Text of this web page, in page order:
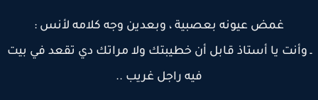
غمض عيونه بعصبية ، وبعدين وجه كلامه لأنس :
وأنت يا أستاذ قابل أن خطيبتك ولا مراتك دي تقعد في بيت
فيه راجل غريب ..